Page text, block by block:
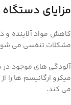
مزایای
کاهش مواد آلاینده
مشکلات تنفسی می
آلودگی های موجود در
میکرو ارگانیسم ها را
می کند.